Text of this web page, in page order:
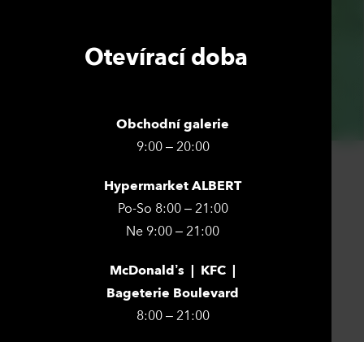
Otevírací doba
Obchodní galerie
9:00 – 20:00
Hypermarket ALBERT
Po-So 8:00 – 21:00
Ne 9:00 – 21:00
McDonald’s | KFC |
Bageterie Boulevard
8:00 – 21:00